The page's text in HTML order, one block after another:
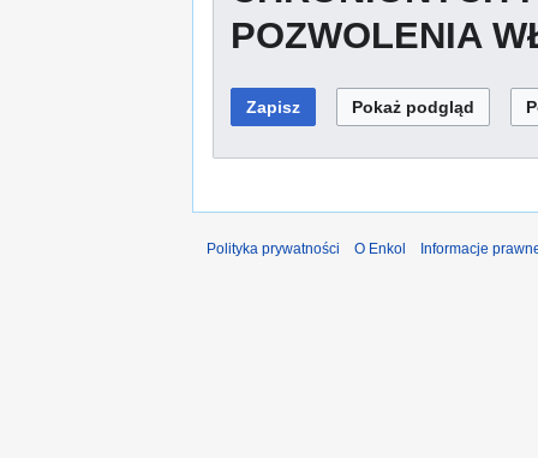
POZWOLENIA
Polityka prywatności O Enkol Informacje